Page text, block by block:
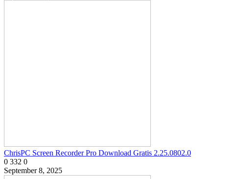
ChrisPC Screen Recorder Pro Download Gratis 2.25.0802.0
0 332 0
September 8, 2025